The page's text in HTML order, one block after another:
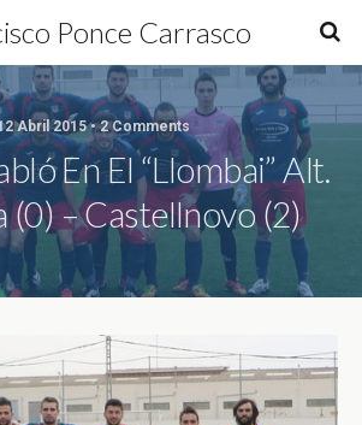
Ponce Carrasco
Abril 2015 • 2 Comments
En El “Llombai” Alt.
(0) – Castellnovo (2)